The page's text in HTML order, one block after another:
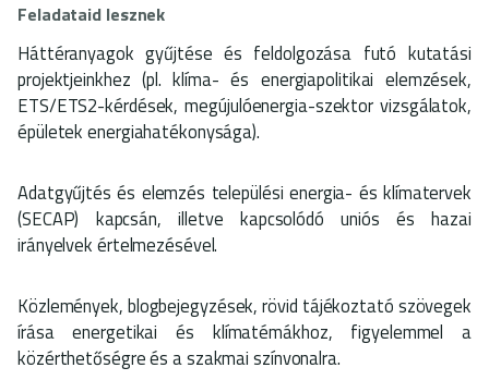
Feladataid lesznek
Háttéranyagok gyűjtése és feldolgozása futó kutatási
projektjeinkhez (pl. klíma- és energiapolitikai elemzések,
ETS/ETS2-kérdések, megújulóenergia-szektor vizsgálatok,
épületek energiahatékonysága).
Adatgyűjtés és elemzés települési energia- és klímatervek
(SECAP) kapcsán, illetve kapcsolódó uniós és hazai
irányelvek értelmezésével.
Közlemények, blogbejegyzések, rövid tájékoztató szövegek
írása energetikai és klímatémákhoz, figyelemmel a
közérthetőségre és a szakmai színvonalra.